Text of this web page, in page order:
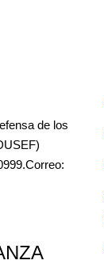
de los